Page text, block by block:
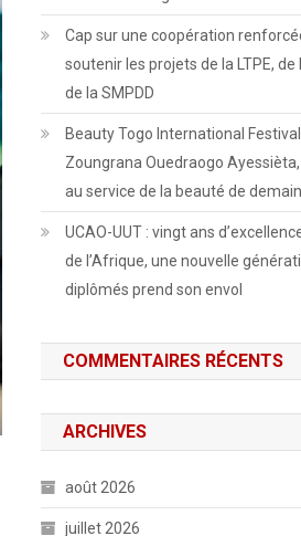
Cap sur une coopération
soutenir les projets de la LTPE, de
de la SMPDD
Beauty Togo International
Zoungrana Ouedraogo Ayessièta,
au service de la beauté de demain
UCAO-UUT : vingt ans
de l’Afrique, une nouvelle
diplômés prend son envol
COMMENTAIRES RÉCENTS
ARCHIVES
août 2026
juillet 2026